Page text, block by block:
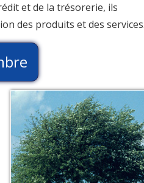
et de la trésorerie, ils
des produits et des